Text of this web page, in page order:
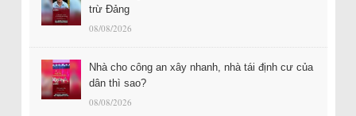
trừ Đảng
08/08/2026
Nhà cho công an xây nhanh, nhà tái định cư của
dân thì sao?
08/08/2026